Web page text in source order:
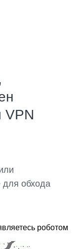
VPN
для обхода
роботом